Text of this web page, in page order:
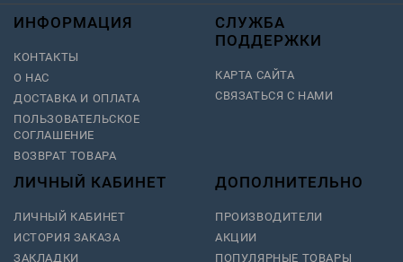
ИНФОРМАЦИЯ
КОНТАКТЫ
О НАС
ДОСТАВКА И ОПЛАТА
ПОЛЬЗОВАТЕЛЬСКОЕ
СОГЛАШЕНИЕ
ВОЗВРАТ ТОВАРА
СЛУЖБА
ПОДДЕРЖКИ
КАРТА САЙТА
СВЯЗАТЬСЯ С НАМИ
ЛИЧНЫЙ КАБИНЕТ
ЛИЧНЫЙ КАБИНЕТ
ИСТОРИЯ ЗАКАЗА
ЗАКЛАДКИ
ДОПОЛНИТЕЛЬНО
ПРОИЗВОДИТЕЛИ
АКЦИИ
ПОПУЛЯРНЫЕ ТОВАРЫ